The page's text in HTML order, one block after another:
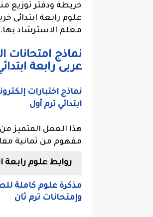
خريطة ودفتر توزيع
علوم رابعة ابتدائى
معلم الاسترشاد بها.
عربى رابعة
ابتدائي ترم أول
هذا العمل المتميز
مفهوم من ثمانية
روابط علوم رابعة
وإمتحانات ترم ثان